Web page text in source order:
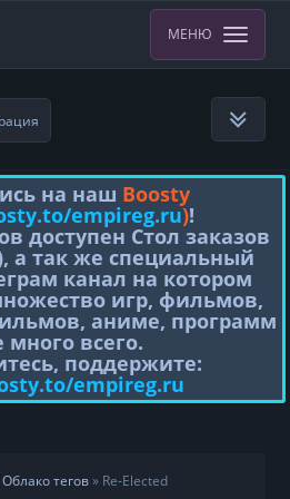
МЕНЮ
на наш Boosty
empireg.ru)!
доступен Стол заказов
а так же специальный
канал на котором
игр, фильмов,
аниме, программ
всего.
поддержите:
empireg.ru
Облако тегов» Re-Elected